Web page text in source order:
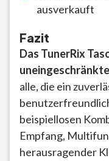
ausverkauft
Fazit
Das TunerRix
alle, die ein
beispiellosen
Empfang,
herausragender